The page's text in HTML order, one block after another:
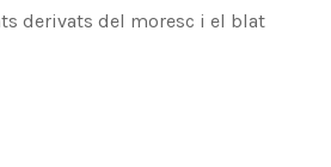
derivats del moresc i el blat